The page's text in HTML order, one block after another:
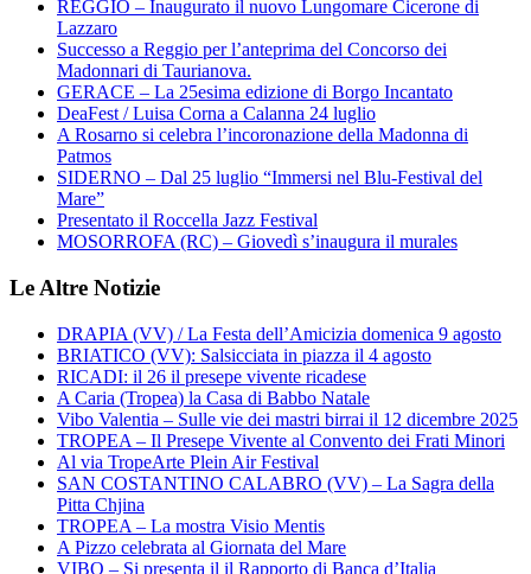
REGGIO – Inaugurato il nuovo Lungomare Cicerone di
Lazzaro
Successo a Reggio per l’anteprima del Concorso dei
Madonnari di Taurianova.
GERACE – La 25esima edizione di Borgo Incantato
DeaFest / Luisa Corna a Calanna 24 luglio
A Rosarno si celebra l’incoronazione della Madonna di
Patmos
SIDERNO – Dal 25 luglio “Immersi nel Blu-Festival del
Mare”
Presentato il Roccella Jazz Festival
MOSORROFA (RC) – Giovedì s’inaugura il murales
Le Altre Notizie
DRAPIA (VV) / La Festa dell’Amicizia domenica 9 agosto
BRIATICO (VV): Salsicciata in piazza il 4 agosto
RICADI: il 26 il presepe vivente ricadese
A Caria (Tropea) la Casa di Babbo Natale
Vibo Valentia – Sulle vie dei mastri birrai il 12 dicembre 2025
TROPEA – Il Presepe Vivente al Convento dei Frati Minori
Al via TropeArte Plein Air Festival
SAN COSTANTINO CALABRO (VV) – La Sagra della
Pitta Chjina
TROPEA – La mostra Visio Mentis
A Pizzo celebrata al Giornata del Mare
VIBO – Si presenta il il Rapporto di Banca d’Italia